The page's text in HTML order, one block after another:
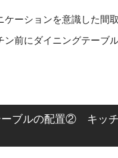
ケーションを意識した間
ン前にダイニングテーブ
ーブルの配置② キッ